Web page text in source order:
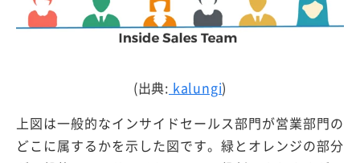
(出典: kalungi)
上図は一般的なインサイドセールス部門が営業部門の
どこに属するかを示した図です。緑とオレンジの部分